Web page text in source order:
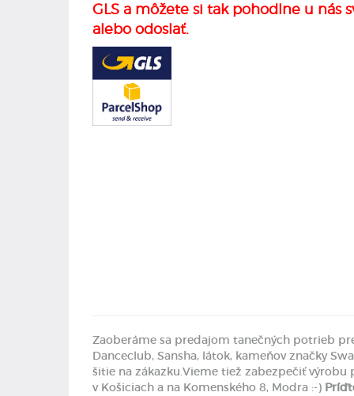
GLS a môžete si tak pohodlne u nás
alebo odoslať.
Zaoberáme sa predajom tanečných potrieb
Danceclub, Sansha, látok, kameňov značky
šitie na zákazku.Vieme tiež zabezpečiť
v Košiciach a na Komenského 8, Modra :-)